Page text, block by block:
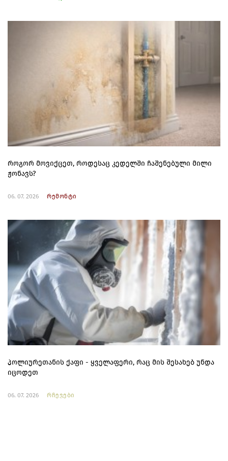
როგორ მოვიქცეთ, როდესაც კედელში ჩაშენებული მილი
ჟონავს?
06. 07. 2026 რემონტი
პოლიურეთანის ქაფი - ყველაფერი, რაც მის შესახებ უნდა
იცოდეთ
06. 07. 2026 რჩევები